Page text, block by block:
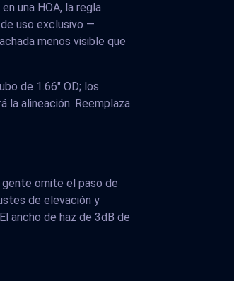
una HOA, la regla
uso exclusivo —
menos visible que
de 1.66" OD; los
la alineación. Reemplaza
gente omite el paso de
de elevación y
ancho de haz de 3dB de